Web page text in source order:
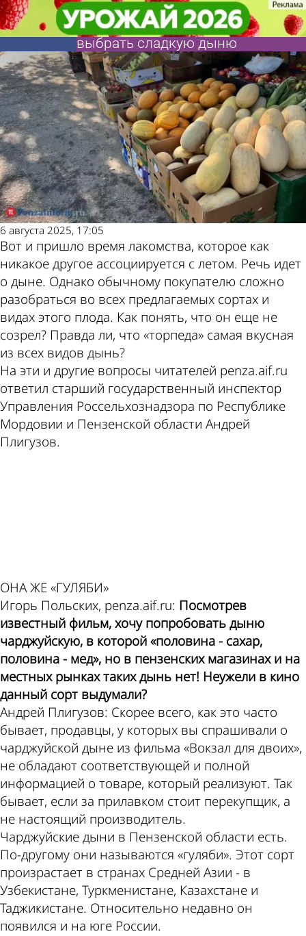
Сладкие как мед! Эксперт
Плигузов назвал 3 способа
выбрать сладкую дыню
Аргументы
и факты
6 августа 2025, 17:05
Вот и пришло время лакомства, которое как
никакое другое ассоциируется с летом. Речь идет
о дыне. Однако обычному покупателю сложно
разобраться во всех предлагаемых сортах и
видах этого плода. Как понять, что он еще не
созрел? Правда ли, что «торпеда» самая вкусная
из всех видов дынь?
На эти и другие вопросы читателей penza.aif.ru
ответил старший государственный инспектор
Управления Россельхознадзора по Республике
Мордовии и Пензенской области Андрей
Плигузов.
ОНА ЖЕ «ГУЛЯБИ»
Игорь Польских, penza.aif.ru: Посмотрев
известный фильм, хочу попробовать дыню
чарджуйскую, в которой «половина - сахар,
половина - мед», но в пензенских магазинах и на
местных рынках таких дынь нет! Неужели в кино
данный сорт выдумали?
Андрей Плигузов: Скорее всего, как это часто
бывает, продавцы, у которых вы спрашивали о
чарджуйской дыне из фильма «Вокзал для двоих»,
не обладают соответствующей и полной
информацией о товаре, который реализуют. Так
бывает, если за прилавком стоит перекупщик, а
не настоящий производитель.
Чарджуйские дыни в Пензенской области есть.
По-другому они называются «гуляби». Этот сорт
произрастает в странах Средней Азии - в
Узбекистане, Туркменистане, Казахстане и
Таджикистане. Относительно недавно он
появился и на юге России.
Сладкие как мед! Эксперт
Плигузов назвал 3 способа
выбрать сладкую дыню
Аргументы
и факты
Также
пресса
пишет по
этой теме
Погода и
курсы
валют в
Пензе